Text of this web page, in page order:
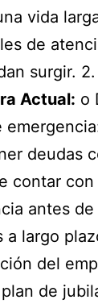
vida
de
surgir. 2.
Actual: o
deudas
contar
antes
a largo
del
de